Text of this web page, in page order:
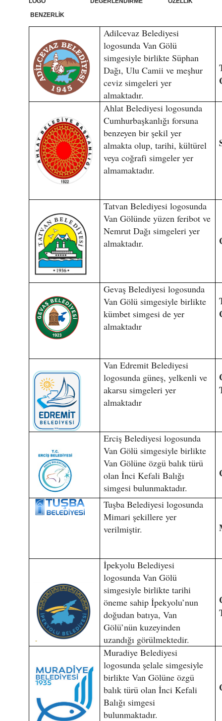
BENZERLİK
Adilcevaz Belediyesi
logosunda Van Gölü
simgesiyle birlikte Süphan
Dağı, Ulu Camii ve meşhur
ceviz simgeleri yer
almaktadır.
Ahlat Belediyesi logosunda
Cumhurbaşkanlığı forsuna
benzeyen bir şekil yer
almakta olup, tarihi, kültürel
veya coğrafi simgeler yer
almamaktadır.
Tatvan Belediyesi logosunda
Van Gölünde yüzen feribot ve
Nemrut Dağı simgeleri yer
almaktadır.
Gevaş Belediyesi logosunda
Van Gölü simgesiyle birlikte
kümbet simgesi de yer
almaktadır
Van Edremit Belediyesi
logosunda güneş, yelkenli ve
akarsu simgeleri yer
almaktadır
Erciş Belediyesi logosunda
Van Gölü simgesiyle birlikte
Van Gölüne özgü balık türü
olan İnci Kefali Balığı
simgesi bulunmaktadır.
Tuşba Belediyesi logosunda
Mimari şekillere yer
verilmiştir.
İpekyolu Belediyesi
logosunda Van Gölü
simgesiyle birlikte tarihi
öneme sahip İpekyolu’nun
doğudan batıya, Van
Gölü’nün kuzeyinden
uzandığı görülmektedir.
Muradiye Belediyesi
logosunda şelale simgesiyle
birlikte Van Gölüne özgü
balık türü olan İnci Kefali
Balığı simgesi
bulunmaktadır.